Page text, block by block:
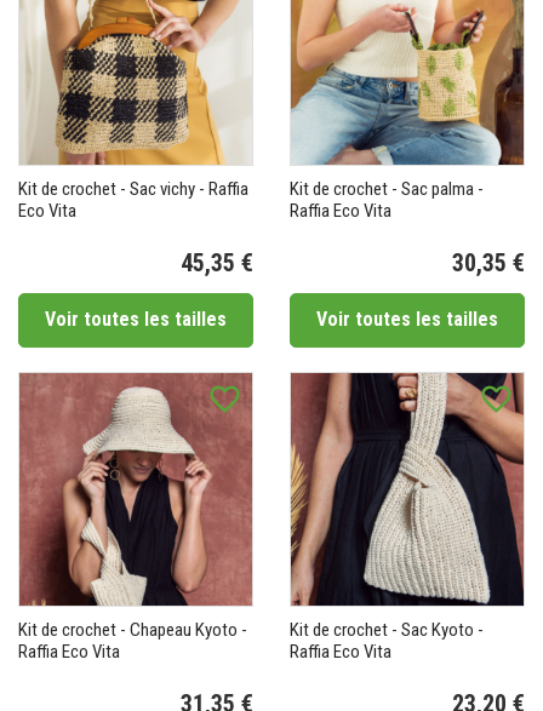
Kit de crochet - Sac vichy - Raffia
Eco Vita
45,35 €
Voir toutes les tailles
Kit de crochet - Sac palma -
Raffia Eco Vita
30,35 €
Voir toutes les tailles
favorite_border
Kit de crochet - Chapeau Kyoto -
Raffia Eco Vita
31,35 €
favorite_border
Kit de crochet - Sac Kyoto -
Raffia Eco Vita
23,20 €